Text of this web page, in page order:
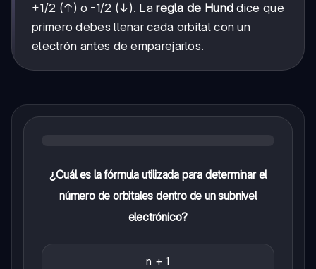
+1/2 (↑) o -1/2 (↓). Laregla de Hund dice que
primero debes llenar cada orbital con un
electrón antes de emparejarlos.
¿Cuál es la fórmula utilizada para determinar el
número de orbitales dentro de un subnivel
electrónico?
n + 1